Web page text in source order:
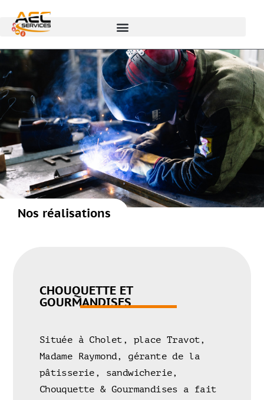
Nos réalisations
Vous êtes
CHOUQUETTE ET
GOURMANDISES
Située à Cholet, place Travot,
Madame Raymond, gérante de la
pâtisserie, sandwicherie,
Chouquette & Gourmandises a fait